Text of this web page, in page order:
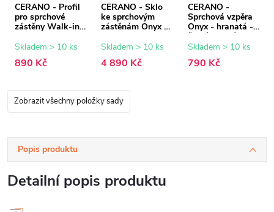
CERANO - Profil
pro sprchové
zástěny Walk-in
černá matná - 15
Skladem > 10 ks
890 Kč
CERANO - Sklo
ke sprchovým
zástěnám Onyx -
transparentní sklo
- 150x200 cm
Skladem > 10 ks
4 890 Kč
CERANO -
Sprchová vzpěra
Onyx - hranatá -
černá matná -
150 cm
Skladem > 10 ks
790 Kč
Zobrazit všechny položky sady
Popis produktu
Detailní popis produktu